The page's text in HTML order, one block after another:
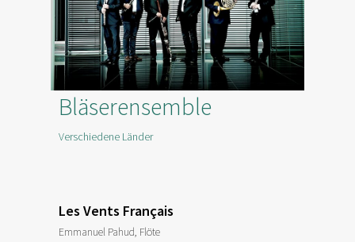
Les Vents Français
Bläserensemble
Verschiedene Länder
Les Vents Français
Emmanuel Pahud, Flöte